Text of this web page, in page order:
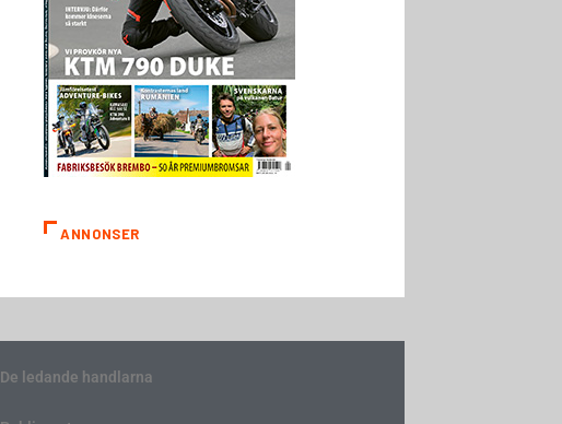
ANNONSER
De ledande handlarna